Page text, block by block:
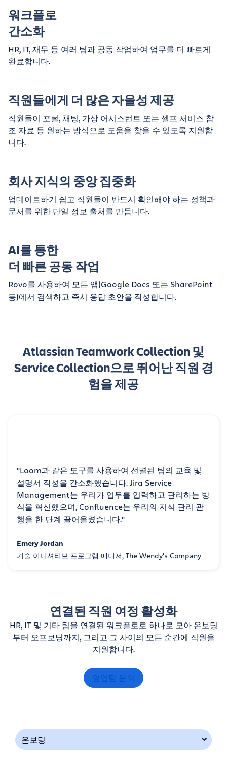
워크플로
간소화
HR, IT, 재무 등 여러 팀과 공동 작업하여 업무를 더 빠르게
완료합니다.
직원들에게 더 많은 자율성 제공
직원들이 포털, 채팅, 가상 어시스턴트 또는 셀프 서비스 참
조 자료 등 원하는 방식으로 도움을 찾을 수 있도록 지원합
니다.
회사 지식의 중앙 집중화
업데이트하기 쉽고 직원들이 반드시 확인해야 하는 정책과
문서를 위한 단일 정보 출처를 만듭니다.
AI를 통한
더 빠른 공동 작업
Rovo를 사용하여 모든 앱(Google Docs 또는 SharePoint
등)에서 검색하고 즉시 응답 초안을 작성합니다.
Atlassian Teamwork Collection 및
Service Collection으로 뛰어난 직원 경
험을 제공
"Loom과 같은 도구를 사용하여 선별된 팀의 교육 및
설명서 작성을 간소화했습니다. Jira Service
Management는 우리가 업무를 입력하고 관리하는 방
식을 혁신했으며, Confluence는 우리의 지식 관리 관
행을 한 단계 끌어올렸습니다."
Emery Jordan
기술 이니셔티브 프로그램 매니저, The Wendy's Company
연결된 직원 여정 활성화
HR, IT 및 기타 팀을 연결된 워크플로로 하나로 모아 온보딩
부터 오프보딩까지, 그리고 그 사이의 모든 순간에 직원을
지원합니다.
영업팀 문의
온보딩